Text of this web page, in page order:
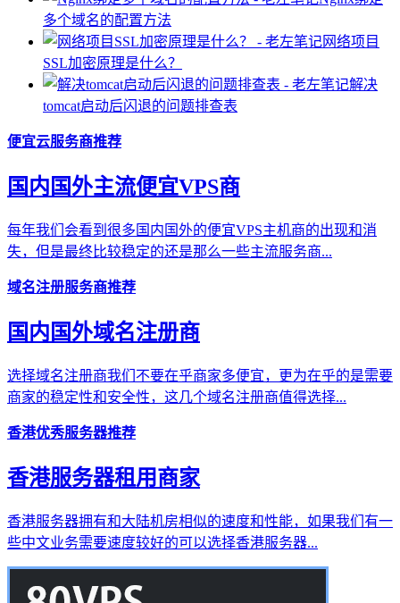
多个域名的配置方法
网络项目
SSL加密原理是什么？
解决
tomcat启动后闪退的问题排查表
便宜云服务商推荐
国内国外主流便宜VPS商
每年我们会看到很多国内国外的便宜VPS主机商的出现和消
失，但是最终比较稳定的还是那么一些主流服务商...
域名注册服务商推荐
国内国外域名注册商
选择域名注册商我们不要在乎商家多便宜，更为在乎的是需要
商家的稳定性和安全性，这几个域名注册商值得选择...
香港优秀服务器推荐
香港服务器租用商家
香港服务器拥有和大陆机房相似的速度和性能，如果我们有一
些中文业务需要速度较好的可以选择香港服务器...